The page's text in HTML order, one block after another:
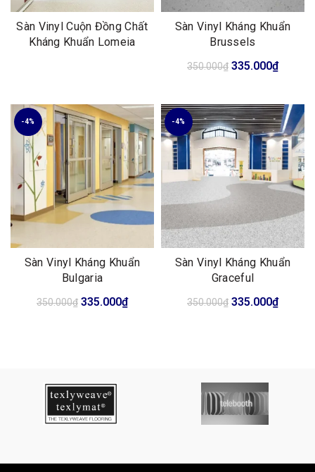
Sàn Vinyl Cuộn Đồng Chất
Kháng Khuẩn Lomeia
Sàn Vinyl Kháng Khuẩn
Brussels
350.000₫ Giá
350.000₫.
335.000₫Giá
là:
-4%
Sàn Vinyl Kháng Khuẩn
Bulgaria
350.000₫ Giá
335.000₫Giá
-4%
Sàn Vinyl Kháng Khuẩn
Graceful
350.000₫ Giá
335.000₫Giá